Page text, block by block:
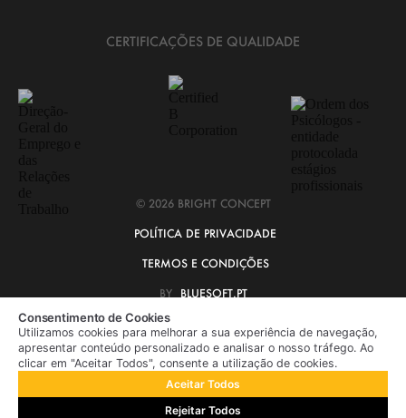
CERTIFICAÇÕES DE QUALIDADE
© 2026 BRIGHT CONCEPT
POLÍTICA DE PRIVACIDADE
TERMOS E CONDIÇÕES
BY BLUESOFT.PT
Consentimento de Cookies
Utilizamos cookies para melhorar a sua experiência de navegação,
apresentar conteúdo personalizado e analisar o nosso tráfego. Ao
clicar em "Aceitar Todos", consente a utilização de cookies.
Rejeitar Todos
Aceitar Todos